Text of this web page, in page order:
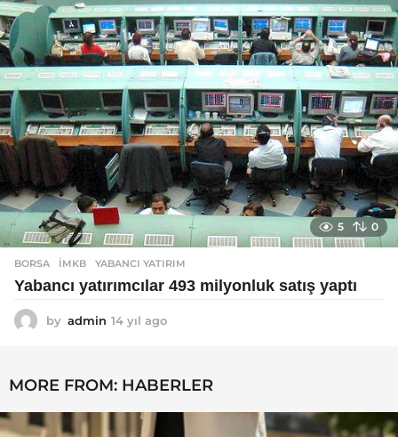
5 0
BORSA İMKB ,YABANCI YATIRIM
Yabancı yatırımcılar 493 milyonluk satış yaptı
by admin 14 yıl ago
l
MORE FROM: HABERLER